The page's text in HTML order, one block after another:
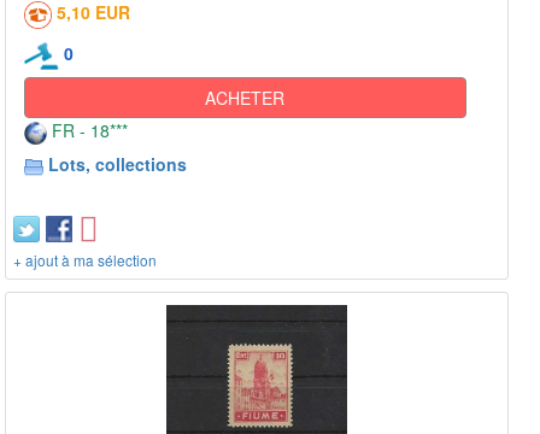
5,10 EUR
0
ACHETER
FR - 18***
Lots, collections
+ ajout à ma sélection